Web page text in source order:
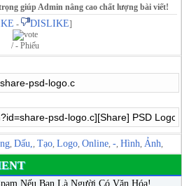
giúp Admin nâng cao chất lượng bài viết!
- DISLIKE]
/ - Phiếu
, Dấu,, Tạo, Logo, Online, -, Hình, Ảnh,
Nếu Bạn Là Người Có Văn Hóa!